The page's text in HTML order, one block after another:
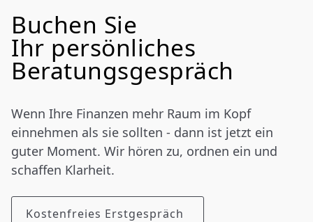
Buchen Sie
Ihr persönliches
Beratungsgespräch
Wenn Ihre Finanzen mehr Raum im Kopf
einnehmen als sie sollten - dann ist jetzt ein
guter Moment. Wir hören zu, ordnen ein und
schaffen Klarheit.
Kostenfreies Erstgespräch